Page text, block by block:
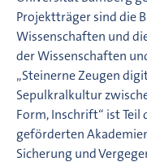
Projektträger sind die
Wissenschaften und
der Wissenschaften
„Steinerne Zeugen
Sepulkralkultur
Form, Inschrift“ ist Teil
geförderten
Sicherung und